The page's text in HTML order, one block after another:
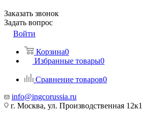
Заказать звонок
Задать вопрос
Войти
Корзина0
Избранные товары0
Сравнение товаров0
info@ingcorussia.ru
г. Москва, ул. Производственная 12к1